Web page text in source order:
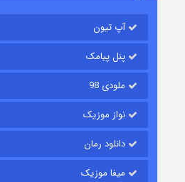
آپ تیون
پنل پیامک
ملودی 98
نواز موزیک
دانلود رمان
میفا موزیک